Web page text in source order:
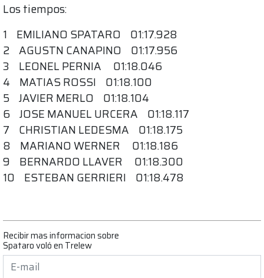
Los tiempos:
1 EMILIANO SPATARO 01:17.928
2 AGUSTN CANAPINO 01:17.956
3 LEONEL PERNIA 01:18.046
4 MATIAS ROSSI 01:18.100
5 JAVIER MERLO 01:18.104
6 JOSE MANUEL URCERA 01:18.117
7 CHRISTIAN LEDESMA 01:18.175
8 MARIANO WERNER 01:18.186
9 BERNARDO LLAVER 01:18.300
10 ESTEBAN GERRIERI 01:18.478
Recibir mas informacion sobre
Spataro voló en Trelew